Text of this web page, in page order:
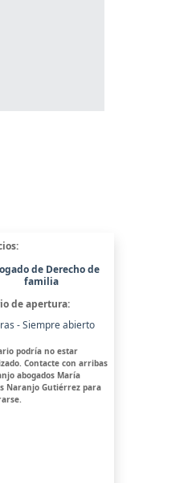
de Derecho de
familia
de apertura:
- Siempre abierto
podría no estar
Contacte con arribas
abogados María
Naranjo Gutiérrez para